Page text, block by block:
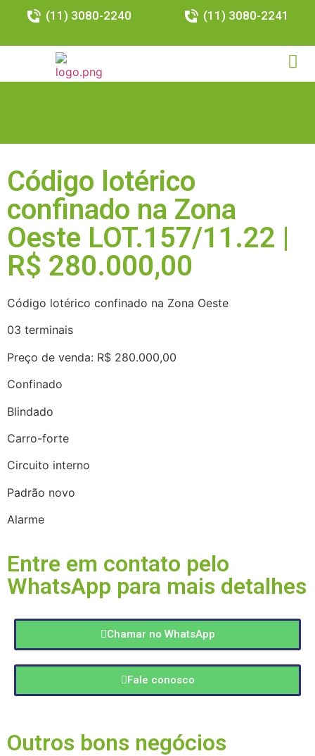
(11) 3080-2240 (11) 3080-2241
Código lotérico
confinado na Zona
Oeste LOT.157/11.22 |
R$ 280.000,00
Código lotérico confinado na Zona Oeste
03 terminais
Preço de venda: R$ 280.000,00
Confinado
Blindado
Carro-forte
Circuito interno
Padrão novo
Alarme
Entre em contato pelo
WhatsApp para mais detalhes
Chamar no WhatsApp
Fale conosco
Outros bons negócios